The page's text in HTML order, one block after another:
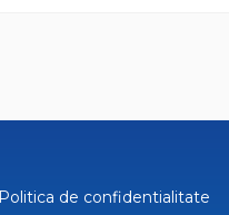
Politica de confidentialitate